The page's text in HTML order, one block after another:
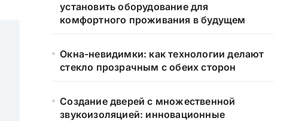
установить оборудование для
комфортного проживания в будущем
Окна-невидимки: как технологии делают
стекло прозрачным с обеих сторон
Создание дверей с множественной
звукоизоляцией: инновационные